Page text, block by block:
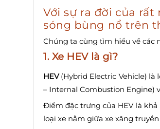
Với sự ra đời của rất
sóng bùng nổ trên
Chúng ta cùng tìm hiểu về các
1. Xe HEV là gì?
HEV(Hybrid Electric Vehicle) là
– Internal Combustion Engine)
Điểm đặc trưng của HEV là khả
loại xe nằm giữa xe xăng